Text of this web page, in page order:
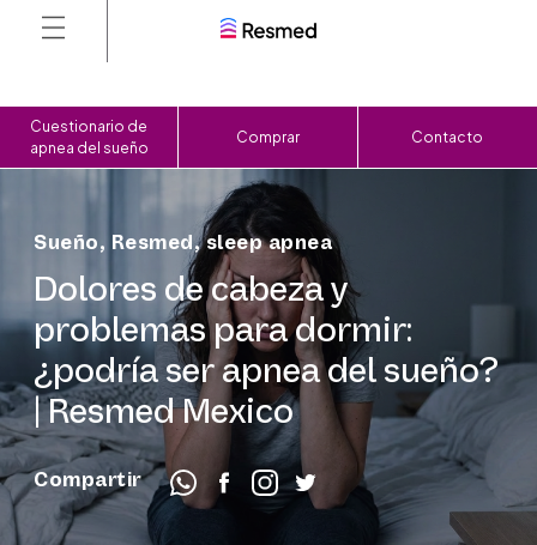
Cuestionario de
apnea del sueño
Comprar Contacto
Sueño, Resmed,sleep apnea
Dolores de cabeza y
problemas para dormir:
¿podría ser apnea del sueño?
| Resmed Mexico
Compartir